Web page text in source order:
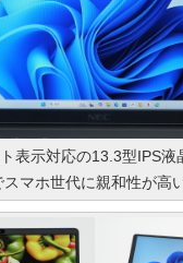
表示対応の13.3型IPS液
マホ世代に親和性が高